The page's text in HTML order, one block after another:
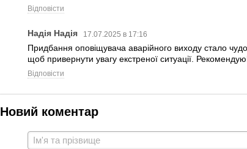
Відповісти
Надія Надія 17.07.2025 в 17:16
Придбання оповіщувача аварійного виходу стало
щоб привернути увагу екстреної ситуації.
Відповісти
Новий коментар